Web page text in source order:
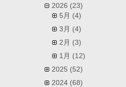
2026 (23)
5月 (4)
3月 (4)
2月 (3)
1月 (12)
2025 (52)
2024 (68)